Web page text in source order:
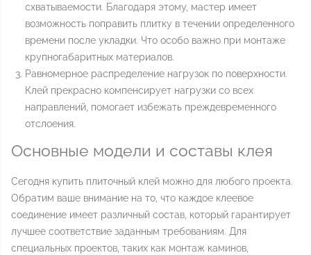
схватываемости. Благодаря этому, мастер имеет
возможность поправить плитку в течении определенного
времени после укладки. Что особо важно при монтаже
крупногабаритных материалов.
Равномерное распределение нагрузок по поверхности.
Клей прекрасно компенсирует нагрузки со всех
направлений, помогает избежать преждевременного
отслоения.
Основные модели и составы клея
Сегодня купить плиточный клей можно для любого проекта.
Обратим ваше внимание на то, что каждое клеевое
соединение имеет различный состав, который гарантирует
лучшее соответствие заданным требованиям. Для
специальных проектов, таких как монтаж каминов,